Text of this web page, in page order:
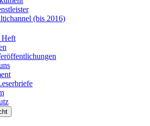
(bis 2016)
Heft